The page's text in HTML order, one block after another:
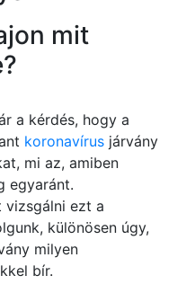
mit
a kérdés, hogy a
koronavírus járvány
mi az, amiben
egyaránt.
vizsgálni ezt a
különösen úgy,
milyen
bír.